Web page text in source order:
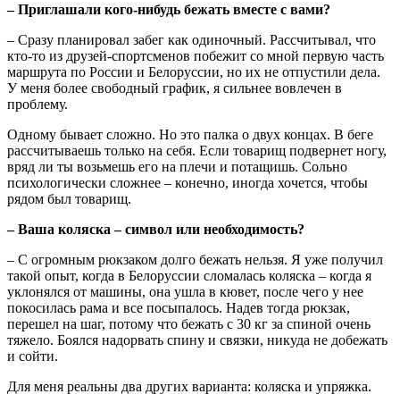
– Приглашали кого-нибудь бежать вместе с вами?
– Сразу планировал забег как одиночный. Рассчитывал, что
кто-то из друзей-спортсменов побежит со мной первую часть
маршрута по России и Белоруссии, но их не отпустили дела.
У меня более свободный график, я сильнее вовлечен в
проблему.
Одному бывает сложно. Но это палка о двух концах. В беге
рассчитываешь только на себя. Если товарищ подвернет ногу,
вряд ли ты возьмешь его на плечи и потащишь. Сольно
психологически сложнее – конечно, иногда хочется, чтобы
рядом был товарищ.
– Ваша коляска – символ или необходимость?
– С огромным рюкзаком долго бежать нельзя. Я уже получил
такой опыт, когда в Белоруссии сломалась коляска – когда я
уклонялся от машины, она ушла в кювет, после чего у нее
покосилась рама и все посыпалось. Надев тогда рюкзак,
перешел на шаг, потому что бежать с 30 кг за спиной очень
тяжело. Боялся надорвать спину и связки, никуда не добежать
и сойти.
Для меня реальны два других варианта: коляска и упряжка.